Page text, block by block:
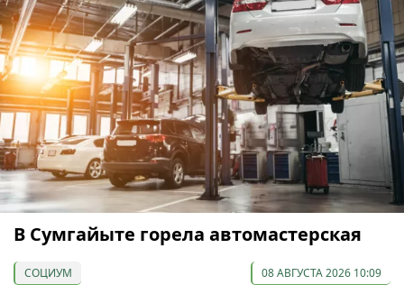
В Сумгайыте горела автомастерская
СОЦИУМ 08 АВГУСТА 2026 10:09